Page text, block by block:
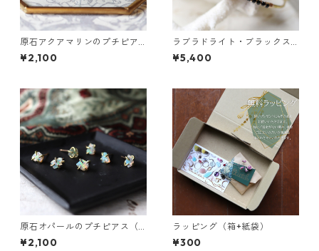
原石アクアマリンのプチピア
ス（一粒/片方）
¥2,100
ラブラドライト・ブラックス
ピネル・パールの3連バングル
¥5,400
原石オパールのプチピアス（1
粒/片方）
¥2,100
ラッピング（箱+紙袋）
¥300